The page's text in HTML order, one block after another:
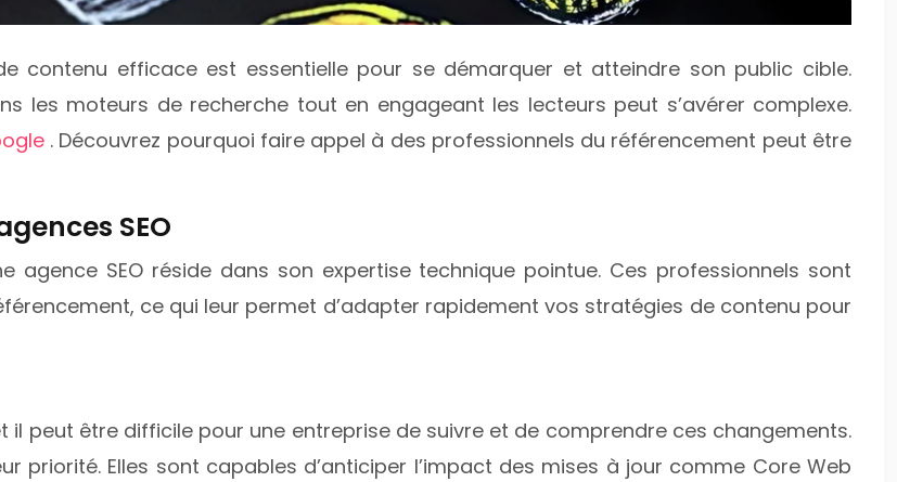
contenu efficace est essentielle pour se démarquer et atteindre son public cible.
les moteurs de recherche tout en engageant les lecteurs peut s’avérer complexe.
. Découvrez pourquoi faire appel à des professionnels du référencement peut être
SEO
agence SEO réside dans son expertise technique pointue. Ces professionnels sont
ce qui leur permet d’adapter rapidement vos stratégies de contenu pour
peut être difficile pour une entreprise de suivre et de comprendre ces changements.
priorité. Elles sont capables d’anticiper l’impact des mises à jour comme Core Web